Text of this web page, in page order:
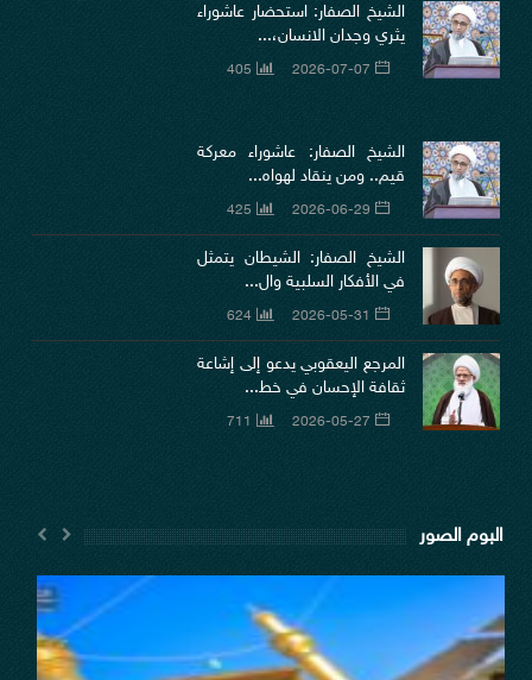
الشيخ الصفار: استحضار عاشوراء
يثري وجدان الانسان،...
2026-07-07
405
الشيخ الصفار: عاشوراء معركة
قيم.. ومن ينقاد لهواه...
2026-06-29
425
الشيخ الصفار: الشيطان يتمثل
في الأفكار السلبية وال...
2026-05-31
624
المرجع اليعقوبي يدعو إلى إشاعة
ثقافة الإحسان في خط...
2026-05-27
711
البوم الصور